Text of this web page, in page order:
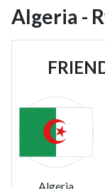
Algeria -
Algeria